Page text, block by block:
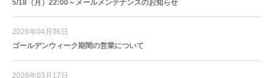
5/18（月）22:00～メールメンテナンスのお知らせ
2026年04月06日
ゴールデンウィーク期間の営業について
2026年03月17日